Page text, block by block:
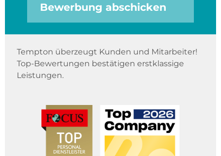
Bewerbung abschicken
Tempton überzeugt Kunden und Mitarbeiter!
Top-Bewertungen bestätigen erstklassige
Leistungen.